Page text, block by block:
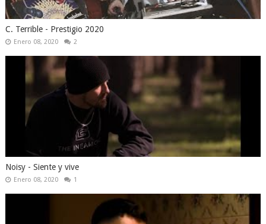
C. Terrible - Prestigio 2020
Enero 08, 2020 2
Noisy - Siente y vive
Enero 08, 2020 1